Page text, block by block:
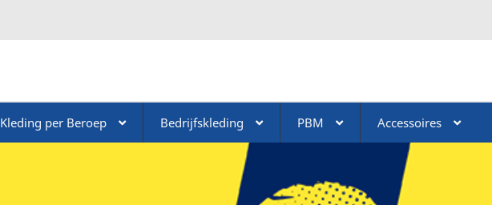
Kleding per Beroep Bedrijfskleding PBM Accessoires